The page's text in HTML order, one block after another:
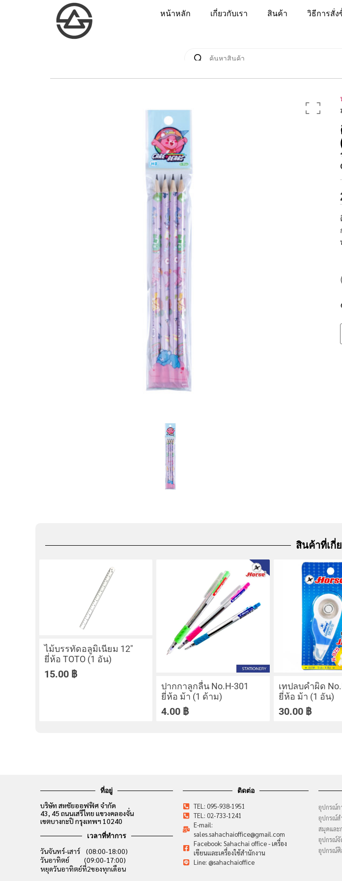
หน้าหลัก เกี่ยวกับเรา สินค้า วิธีการสั่ง
สินค้าที่เกี่
ไม้บรรทัดอลูมิเนียม 12″
ยี่ห้อ TOTO (1 อัน)
15.00 ฿
ปากกาลูกลื่น No.H-301
ยี่ห้อ ม้า (1 ด้าม)
4.00 ฿
เทปลบคำผิด
ยี่ห้อ ม้า (1 อัน)
30.00 ฿
ที่อยู่
บริษัท สหชัยออฟฟิศ จำกัด
43, 45 ถนนเสรีไทย แขวงคลองจั่น
เขตบางกะปิ กรุงเทพฯ 10240
เวลาที่ทำการ
วันจันทร์-เสาร์ (08:00-18:00)
วันอาทิตย์ (09:00-17:00)
หยุดวันอาทิตย์ที่2ของทุกเดือน
ติดต่อ
TEL: 095-938-1951
TEL: 02-733-1241
E-mail:
sales.sahachaioffice@gmail.com
Facebook: Sahachai office - เครื่อง
เขียนและเครื่องใช้สำนักงาน
Line: @sahachaioffice
อุปกรณ์ก
อุปกรณ์ส
สมุดและ
อุปกรณ์จั
อุปกรณ์ศิ